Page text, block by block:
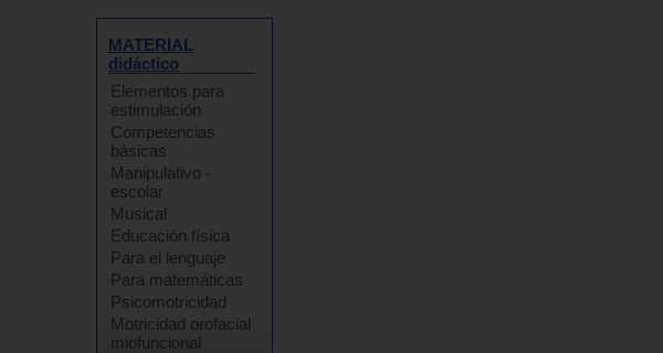
MATERIAL
didáctico
Elementos para
estimulación
Competencias
básicas
Manipulativo -
escolar
Musical
Educación física
Para el lenguaje
Para matemáticas
Psicomotricidad
Motricidad orofacial
miofuncional